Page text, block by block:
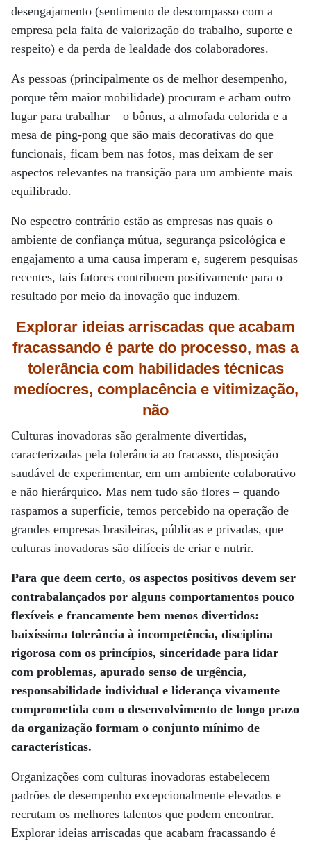
desengajamento (sentimento de descompasso com a
empresa pela falta de valorização do trabalho, suporte e
respeito) e da perda de lealdade dos colaboradores.
As pessoas (principalmente os de melhor desempenho,
porque têm maior mobilidade) procuram e acham outro
lugar para trabalhar – o bônus, a almofada colorida e a
mesa de ping-pong que são mais decorativas do que
funcionais, ficam bem nas fotos, mas deixam de ser
aspectos relevantes na transição para um ambiente mais
equilibrado.
No espectro contrário estão as empresas nas quais o
ambiente de confiança mútua, segurança psicológica e
engajamento a uma causa imperam e, sugerem pesquisas
recentes, tais fatores contribuem positivamente para o
resultado por meio da inovação que induzem.
Explorar ideias arriscadas que acabam
fracassando é parte do processo, mas a
tolerância com habilidades técnicas
medíocres, complacência e vitimização,
não
Culturas inovadoras são geralmente divertidas,
caracterizadas pela tolerância ao fracasso, disposição
saudável de experimentar, em um ambiente colaborativo
e não hierárquico. Mas nem tudo são flores – quando
raspamos a superfície, temos percebido na operação de
grandes empresas brasileiras, públicas e privadas, que
culturas inovadoras são difíceis de criar e nutrir.
Para que deem certo, os aspectos positivos devem ser
contrabalançados por alguns comportamentos pouco
flexíveis e francamente bem menos divertidos:
baixíssima tolerância à incompetência, disciplina
rigorosa com os princípios, sinceridade para lidar
com problemas, apurado senso de urgência,
responsabilidade individual e liderança vivamente
comprometida com o desenvolvimento de longo prazo
da organização formam o conjunto mínimo de
características.
Organizações com culturas inovadoras estabelecem
padrões de desempenho excepcionalmente elevados e
recrutam os melhores talentos que podem encontrar.
Explorar ideias arriscadas que acabam fracassando é